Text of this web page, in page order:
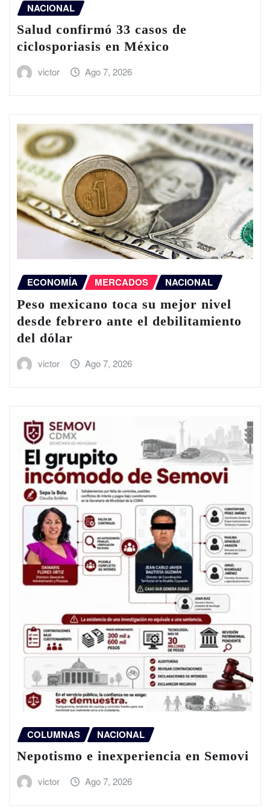
NACIONAL
Salud confirmó 33 casos de
ciclosporiasis en México
victor Ago 7, 2026
ECONOMÍA MERCADOS NACIONAL
Peso mexicano toca su mejor nivel
desde febrero ante el debilitamiento
del dólar
victor Ago 7, 2026
COLUMNAS NACIONAL
Nepotismo e inexperiencia en Semovi
victor Ago 7, 2026